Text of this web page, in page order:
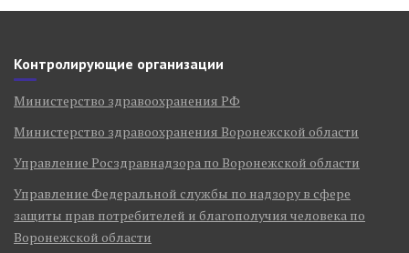
Контролирующие организации
Министерство здравоохранения РФ
Министерство здравоохранения Воронежской области
Управление Росздравнадзора по Воронежской области
Управление Федеральной службы по надзору в сфере
защиты прав потребителей и благополучия человека по
Воронежской области